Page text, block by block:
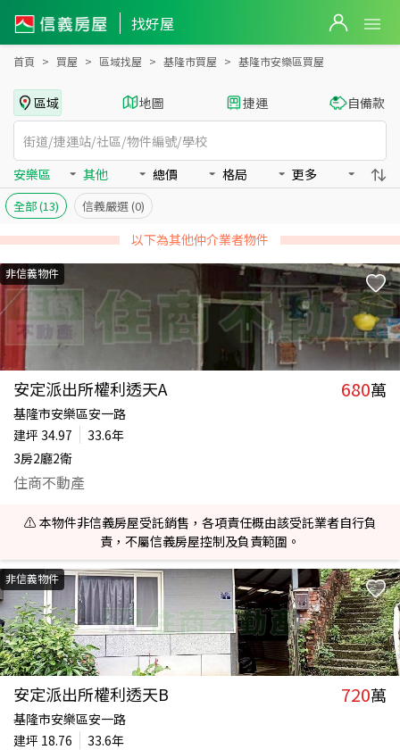
找好屋
基隆市安樂區買房：其他房屋物件出售、房價分析
首頁 買屋 區域找屋 基隆市買屋 基隆市安樂區買屋
區域 地圖 捷運 自備款
安樂區 其他 總價 格局 更多
全部(13) 信義嚴選 (0)
以下為其他仲介業者物件
非信義物件
安定派出所權利透天A 680萬
基隆市安樂區安一路
建坪 34.97
33.6年
3房2廳2衛
住商不動產
⚠️ 本物件非信義房屋受託銷售，各項責任概由該受託業者自行負
責，不屬信義房屋控制及負責範圍。
非信義物件
安定派出所權利透天B 720萬
基隆市安樂區安一路
建坪 18.76
33.6年
基隆市安樂區買房：其他物件出售、房價分析 - 信義房屋